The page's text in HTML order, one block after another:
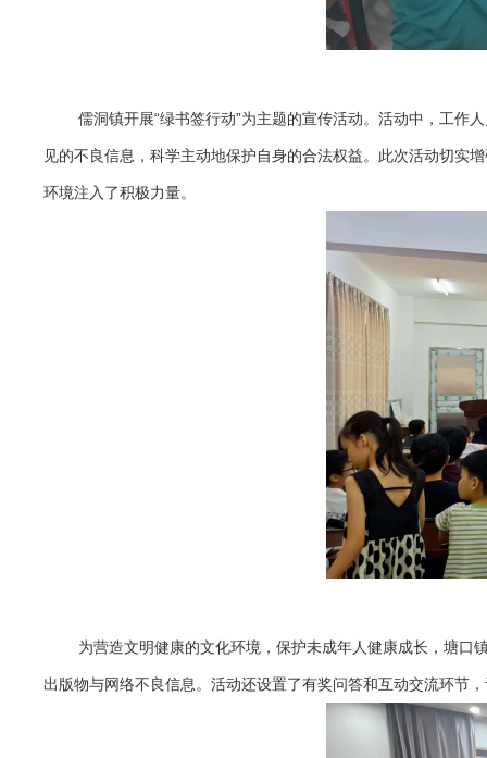
儒洞镇开展“绿书签行动”为主题的宣传活动。活动中，工作
见的不良信息，科学主动地保护自身的合法权益。此次活动切实
环境注入了积极力量。
为营造文明健康的文化环境，保护未成年人健康成长，塘口
出版物与网络不良信息。活动还设置了有奖问答和互动交流环节